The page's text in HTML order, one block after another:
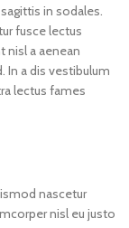
in sodales.
fusce lectus
nisl a aenean
In a dis vestibulum
lectus fames
nascetur
nisl eu justo